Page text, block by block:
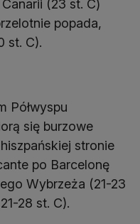
(23 st. C)
popada,
st. C).
Półwyspu
się burzowe
stronie
po Barcelonę
Wybrzeża (21-23
28 st. C).